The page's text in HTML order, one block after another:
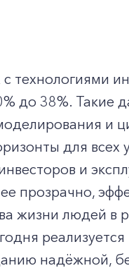
технологиями
до 38%. Такие
и
для всех
и
прозрачно,
жизни людей в
надёжной,